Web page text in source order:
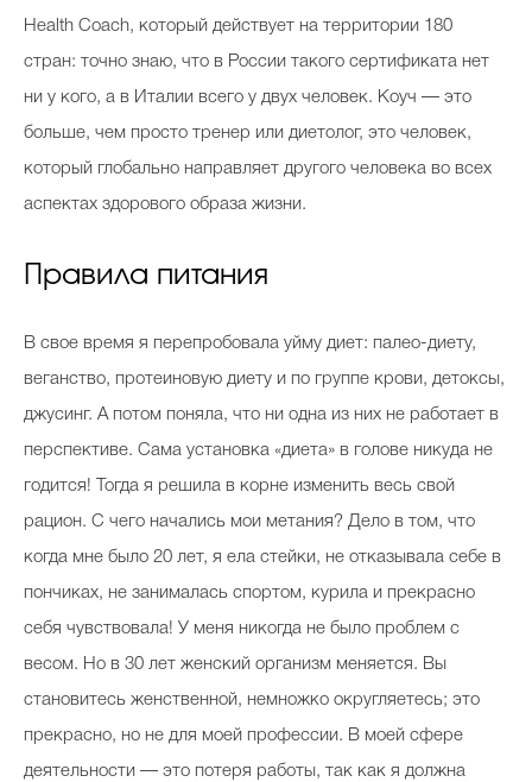
Health Coach, который действует на территории 180
стран: точно знаю, что в России такого сертификата нет
ни у кого, а в Италии всего у двух человек. Коуч — это
больше, чем просто тренер или диетолог, это человек,
который глобально направляет другого человека во всех
аспектах здорового образа жизни.
Правила питания
В свое время я перепробовала уйму диет: палео-диету,
веганство, протеиновую диету и по группе крови, детоксы,
джусинг. А потом поняла, что ни одна из них не работает в
перспективе. Сама установка «диета» в голове никуда не
годится! Тогда я решила в корне изменить весь свой
рацион. С чего начались мои метания? Дело в том, что
когда мне было 20 лет, я ела стейки, не отказывала себе в
пончиках, не занималась спортом, курила и прекрасно
себя чувствовала! У меня никогда не было проблем с
весом. Но в 30 лет женский организм меняется. Вы
становитесь женственной, немножко округляетесь; это
прекрасно, но не для моей профессии. В моей сфере
деятельности — это потеря работы, так как я должна